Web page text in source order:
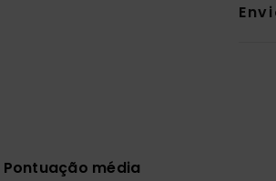
Pontuação média